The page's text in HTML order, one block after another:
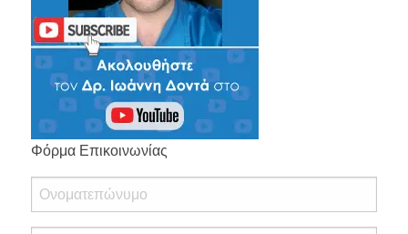
Φόρμα Επικοινωνίας